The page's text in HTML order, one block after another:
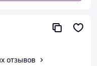
материал:
отзывов